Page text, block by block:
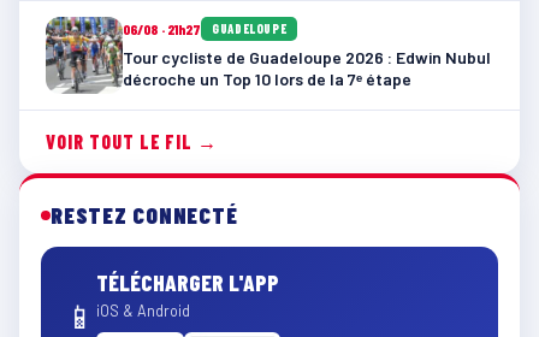
06/08 · 21h27 GUADELOUPE
Tour cycliste de Guadeloupe 2026 : Edwin Nubul
décroche un Top 10 lors de la 7ᵉ étape
VOIR TOUT LE FIL →
RESTEZ CONNECTÉ
📱
TÉLÉCHARGER L'APP
iOS & Android